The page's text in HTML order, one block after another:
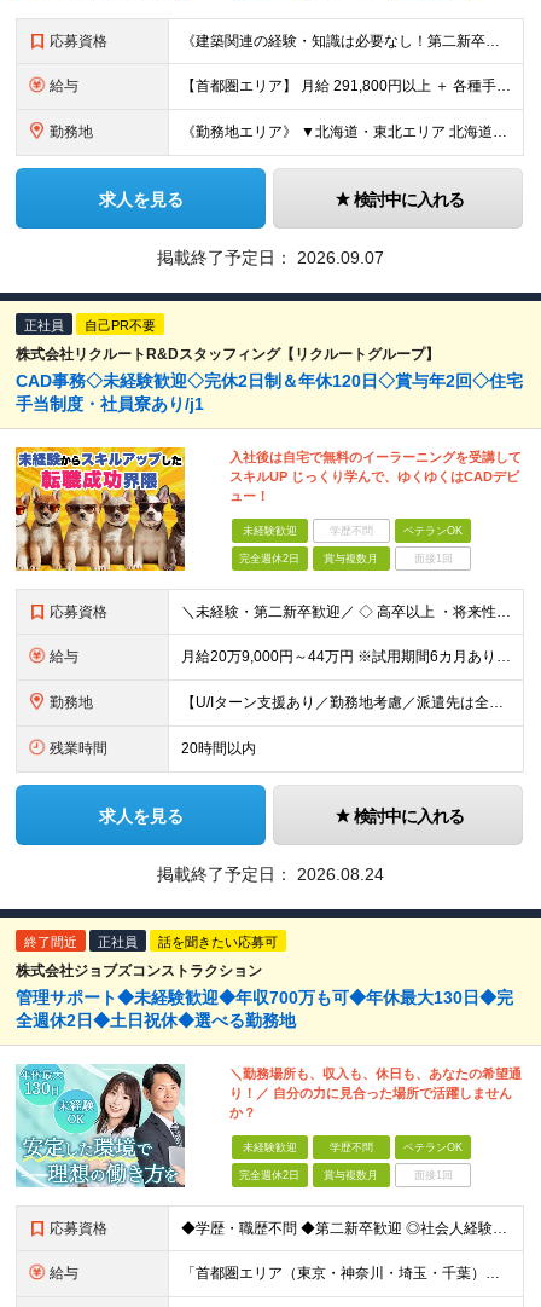
応募資格 《建築関連の経験・知識は必要なし！第二新卒歓迎》 ◎学歴・経歴・性別不問 ★20～30代メンバーが活躍中 ★U・Iターン歓迎 《応募条件》 ◆35歳までの方（若年層の長期キャリア形成を図るため） ※
給与 【首都圏エリア】 月給 291,800円以上 ＋ 各種手当 【北関東エリア】 月給 264,260円以上 ＋ 各種手当 【関西・四国エリア】 月給 278,040円以上 ＋ 各種手当 【中部エリ
勤務地 《勤務地エリア》 ▼北海道・東北エリア 北海道、青森県、秋田県、宮城県、岩手県、山形県、福島県 ▼関東エリア 東京都、神奈川県、埼玉県、茨城県、千葉県、群馬県、栃木県 ▼東海・北陸エリア 新潟県、
求人を見る 検討中に入れる
掲載終了予定日： 2026.09.07
正社員 自己PR不要
株式会社リクルートR&Dスタッフィング【リクルートグループ】
CAD事務◇未経験歓迎◇完休2日制＆年休120日◇賞与年2回◇住宅
手当制度・社員寮あり/j1
入社後は自宅で無料のイーラーニングを受講して
スキルUP じっくり学んで、ゆくゆくはCADデビ
ュー！
未経験歓迎 学歴不問 ベテランOK
完全週休2日 賞与複数月 面接1回
応募資格 ＼未経験・第二新卒歓迎／ ◇ 高卒以上 ・将来性がありそうだと思ったから ・正社員としてしっかり稼ぎたい ・手に職つけたくて など志望理由は何でもOK！ 仕事は1からレクチャーしますので、 全くの未
給与 月給20万9,000円～44万円 ※試用期間6カ月あり（期間中の待遇に変更なし） ※経験・能力・前給を考慮の上、決定いたします ※時間外手当100％支給 ※派遣就業先が変更となる場合には、就業規則、
勤務地 【U/Iターン支援あり／勤務地考慮／派遣先は全国36都府県】 引越補助、社員寮、住宅手当制度あり。U/Iターンも歓迎です！ ■東北エリア／青森・岩手・宮城・秋田・山形・福島 ■関東エリア／東京・埼玉
残業時間 20時間以内
求人を見る 検討中に入れる
掲載終了予定日： 2026.08.24
終了間近 正社員 話を聞きたい応募可
株式会社ジョブズコンストラクション
管理サポート◆未経験歓迎◆年収700万も可◆年休最大130日◆完
全週休2日◆土日祝休◆選べる勤務地
＼勤務場所も、収入も、休日も、あなたの希望通
り！／ 自分の力に見合った場所で活躍しません
か？
未経験歓迎 学歴不問 ベテランOK
完全週休2日 賞与複数月 面接1回
応募資格 ◆学歴・職歴不問 ◆第二新卒歓迎 ◎社会人経験10～20年以上ある方も活躍中！ ◎これまでの学歴・職歴・転職回数等は一切問いません！ 正社員経験の有無は問わないため、不安がある方も、まずはご相談くだ
給与 「首都圏エリア（東京・神奈川・埼玉・千葉）」 ◆月給25万円～50万円＋各種手当 「首都圏以外のエリア」 ◆月給23万円～50万円＋各種手当 ・あなたの給与は、これまでの経験や能力を考慮の上、決定